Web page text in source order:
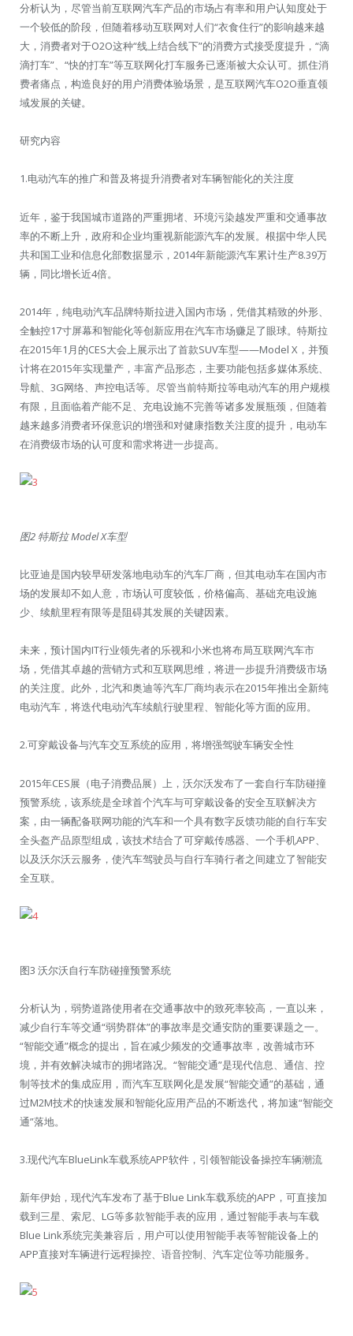
分析认为，尽管当前互联网汽车产品的市场占有率和用户认知度处于
一个较低的阶段，但随着移动互联网对人们“衣食住行”的影响越来越
大，消费者对于O2O这种“线上结合线下”的消费方式接受度提升，“滴
滴打车”、“快的打车”等互联网化打车服务已逐渐被大众认可。抓住消
费者痛点，构造良好的用户消费体验场景，是互联网汽车O2O垂直领
域发展的关键。
研究内容
1.电动汽车的推广和普及将提升消费者对车辆智能化的关注度
近年，鉴于我国城市道路的严重拥堵、环境污染越发严重和交通事故
率的不断上升，政府和企业均重视新能源汽车的发展。根据中华人民
共和国工业和信息化部数据显示，2014年新能源汽车累计生产8.39万
辆，同比增长近4倍。
2014年，纯电动汽车品牌特斯拉进入国内市场，凭借其精致的外形、
全触控17寸屏幕和智能化等创新应用在汽车市场赚足了眼球。特斯拉
在2015年1月的CES大会上展示出了首款SUV车型——Model X，并预
计将在2015年实现量产，丰富产品形态，主要功能包括多媒体系统、
导航、3G网络、声控电话等。尽管当前特斯拉等电动汽车的用户规模
有限，且面临着产能不足、充电设施不完善等诸多发展瓶颈，但随着
越来越多消费者环保意识的增强和对健康指数关注度的提升，电动车
在消费级市场的认可度和需求将进一步提高。
图2 特斯拉 Model X车型
比亚迪是国内较早研发落地电动车的汽车厂商，但其电动车在国内市
场的发展却不如人意，市场认可度较低，价格偏高、基础充电设施
少、续航里程有限等是阻碍其发展的关键因素。
未来，预计国内IT行业领先者的乐视和小米也将布局互联网汽车市
场，凭借其卓越的营销方式和互联网思维，将进一步提升消费级市场
的关注度。此外，北汽和奥迪等汽车厂商均表示在2015年推出全新纯
电动汽车，将迭代电动汽车续航行驶里程、智能化等方面的应用。
2.可穿戴设备与汽车交互系统的应用，将增强驾驶车辆安全性
2015年CES展（电子消费品展）上，沃尔沃发布了一套自行车防碰撞
预警系统，该系统是全球首个汽车与可穿戴设备的安全互联解决方
案，由一辆配备联网功能的汽车和一个具有数字反馈功能的自行车安
全头盔产品原型组成，该技术结合了可穿戴传感器、一个手机APP、
以及沃尔沃云服务，使汽车驾驶员与自行车骑行者之间建立了智能安
全互联。
图3 沃尔沃自行车防碰撞预警系统
分析认为，弱势道路使用者在交通事故中的致死率较高，一直以来，
减少自行车等交通“弱势群体”的事故率是交通安防的重要课题之一。
“智能交通”概念的提出，旨在减少频发的交通事故率，改善城市环
境，并有效解决城市的拥堵路况。“智能交通”是现代信息、通信、控
制等技术的集成应用，而汽车互联网化是发展“智能交通”的基础，通
过M2M技术的快速发展和智能化应用产品的不断迭代，将加速“智能交
通”落地。
3.现代汽车BlueLink车载系统APP软件，引领智能设备操控车辆潮流
新年伊始，现代汽车发布了基于Blue Link车载系统的APP，可直接加
载到三星、索尼、LG等多款智能手表的应用，通过智能手表与车载
Blue Link系统完美兼容后，用户可以使用智能手表等智能设备上的
APP直接对车辆进行远程操控、语音控制、汽车定位等功能服务。